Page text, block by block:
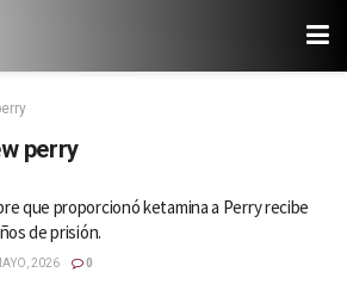
perry
que proporcionó ketamina a Perry recibe
de prisión.
2026 0